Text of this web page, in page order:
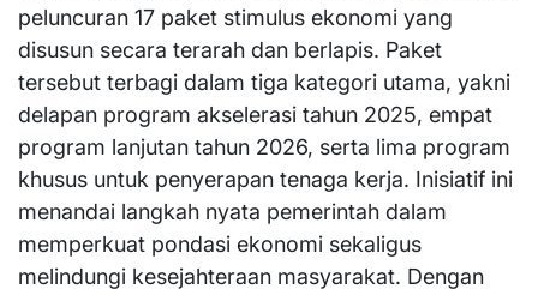
peluncuran 17 paket stimulus ekonomi yang
disusun secara terarah dan berlapis. Paket
tersebut terbagi dalam tiga kategori utama, yakni
delapan program akselerasi tahun 2025, empat
program lanjutan tahun 2026, serta lima program
khusus untuk penyerapan tenaga kerja. Inisiatif ini
menandai langkah nyata pemerintah dalam
memperkuat pondasi ekonomi sekaligus
melindungi kesejahteraan masyarakat. Dengan